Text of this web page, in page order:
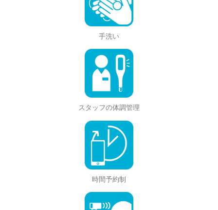
手洗い
スタッフの体調管理
時間予約制